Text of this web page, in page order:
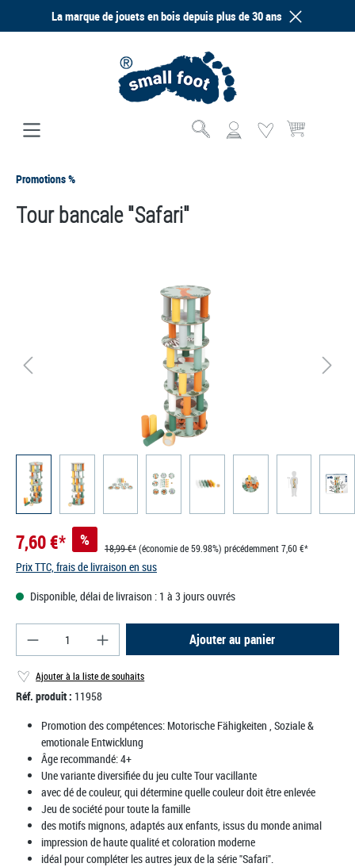
principalLa marque de jouets en bois depuis plus de 30 ans
Le panier
Promotions %
Tour bancale "Safari"
7,60 €* % 18,99 €*(économie de 59.98%) précédemment 7,60 €*
Prix TTC, frais de livraison en sus
Disponible, délai de livraison : 1 à 3 jours ouvrés
Quantité de produit : Entrez la quantité
Ajouter au panier
Ajouter à la liste de souhaits
Réf. produit : 11958
Promotion des compétences: Motorische Fähigkeiten , Soziale &
emotionale Entwicklung
Âge recommandé:4+
Une variante diversifiée du jeu culte Tour vacillante
avec dé de couleur, qui détermine quelle couleur doit être enlevée
Jeu de société pour toute la famille
des motifs mignons, adaptés aux enfants, issus du monde animal
impression de haute qualité et coloration moderne
idéal pour compléter les autres jeux de la série "Safari".